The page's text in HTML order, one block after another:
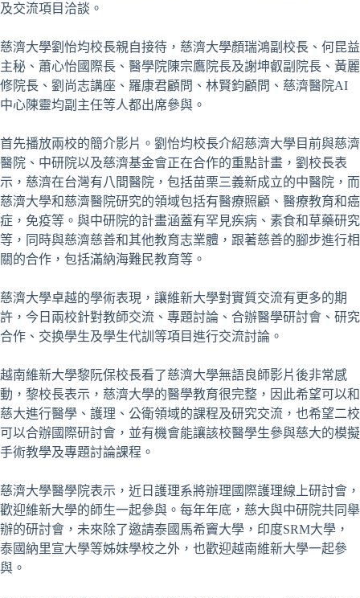
及交流項目洽談。
慈濟大學劉怡均校長親自接待，慈濟大學顏瑞鴻副校長、何昆益
主秘、蕭心怡國際長、醫學院陳宗鷹院長及謝坤叡副院長、黃麗
修院長、劉尚志講座、羅康君顧問、林賢鈞顧問、慈濟醫院AI
中心陳靈均副主任等人都出席參與。
首先播放兩校的簡介影片。劉怡均校長介紹慈濟大學目前與慈濟
醫院、中研院以及慈濟基金會正在合作的重點計畫，劉校長表
示，慈濟在台灣有八間醫院，包括苗栗三義新成立的中醫院，而
慈濟大學和慈濟醫院研究的領域包括有醫療照顧、醫療教育和癌
症，免疫等。與中研院的計畫涵蓋有罕見疾病、素食和草藥研究
等，同時與慈濟慈善和其他教育志業體，跟著慈善的腳步進行相
關的合作，包括滿納海難民教育等。
慈濟大學卓越的學術表現，讓維新大學對實質交流有更多的期
許，今日兩校針對教師交流、專題討論、合辦醫學研討會、研究
合作、交换學生及學生代訓等項目進行交流討論。
越南維新大學黎阮保校長看了慈濟大學無語良師影片後非常感
動，黎校長表示，慈濟大學的醫學教育很完整，因此希望可以和
慈大進行醫學、護理、公衛領域的課程及研究交流，也希望二校
可以合辦國際研討會，並有機會能讓該校醫學生參與慈大的模擬
手術教學及專題討論課程。
慈濟大學醫學院表示，近日護理系將辦理國際護理線上研討會，
歡迎維新大學的師生一起參與。每年年底，慈大與中研院共同舉
辦的研討會，未來除了邀請泰國馬希竇大學，印度SRM大學，
泰國納里宣大學等姊妹學校之外，也歡迎越南維新大學一起參
與。